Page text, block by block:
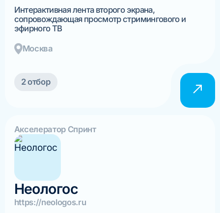
Интерактивная лента второго экрана,
сопровождающая просмотр стримингового и
эфирного ТВ
Москва
2 отбор
Акселератор Спринт
Неологос
https://neologos.ru